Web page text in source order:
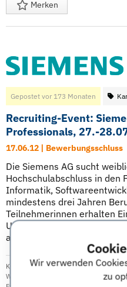
Wir verwenden
zu
Merken
Gepostet vor 173 Monaten
Recruiting-Event:
Professionals, 27.-
17.06.12 | Bewerbungsschluss
Die Siemens AG sucht
Hochschulabschluss in den
Informatik,
mindestens drei Jahren
Teilnehmerinnen erhalten
Unternehmenskultur und
auf technikbegeisterte ...
Kategorie:Karriere|Veröffentlicht am:
Women
Informatik,